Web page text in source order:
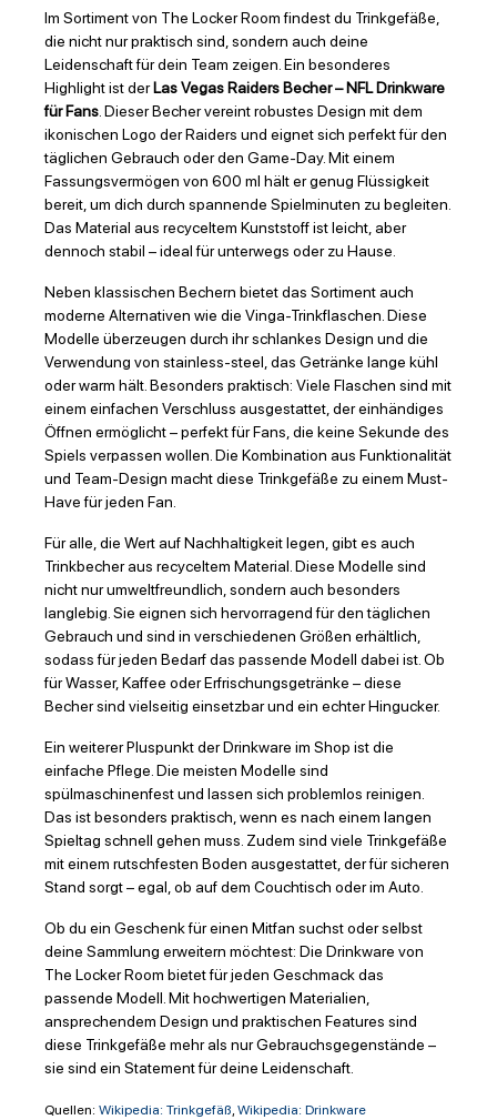
Im Sortiment von The Locker Room findest du Trinkgefäße,
die nicht nur praktisch sind, sondern auch deine
Leidenschaft für dein Team zeigen. Ein besonderes
Highlight ist derLas Vegas Raiders Becher – NFL Drinkware
für Fans. Dieser Becher vereint robustes Design mit dem
ikonischen Logo der Raiders und eignet sich perfekt für den
täglichen Gebrauch oder den Game-Day. Mit einem
Fassungsvermögen von 600 ml hält er genug Flüssigkeit
bereit, um dich durch spannende Spielminuten zu begleiten.
Das Material aus recyceltem Kunststoff ist leicht, aber
dennoch stabil – ideal für unterwegs oder zu Hause.
Neben klassischen Bechern bietet das Sortiment auch
moderne Alternativen wie die Vinga-Trinkflaschen. Diese
Modelle überzeugen durch ihr schlankes Design und die
Verwendung von stainless-steel, das Getränke lange kühl
oder warm hält. Besonders praktisch: Viele Flaschen sind mit
einem einfachen Verschluss ausgestattet, der einhändiges
Öffnen ermöglicht – perfekt für Fans, die keine Sekunde des
Spiels verpassen wollen. Die Kombination aus Funktionalität
und Team-Design macht diese Trinkgefäße zu einem Must-
Have für jeden Fan.
Für alle, die Wert auf Nachhaltigkeit legen, gibt es auch
Trinkbecher aus recyceltem Material. Diese Modelle sind
nicht nur umweltfreundlich, sondern auch besonders
langlebig. Sie eignen sich hervorragend für den täglichen
Gebrauch und sind in verschiedenen Größen erhältlich,
sodass für jeden Bedarf das passende Modell dabei ist. Ob
für Wasser, Kaffee oder Erfrischungsgetränke – diese
Becher sind vielseitig einsetzbar und ein echter Hingucker.
Ein weiterer Pluspunkt der Drinkware im Shop ist die
einfache Pflege. Die meisten Modelle sind
spülmaschinenfest und lassen sich problemlos reinigen.
Das ist besonders praktisch, wenn es nach einem langen
Spieltag schnell gehen muss. Zudem sind viele Trinkgefäße
mit einem rutschfesten Boden ausgestattet, der für sicheren
Stand sorgt – egal, ob auf dem Couchtisch oder im Auto.
Ob du ein Geschenk für einen Mitfan suchst oder selbst
deine Sammlung erweitern möchtest: Die Drinkware von
The Locker Room bietet für jeden Geschmack das
passende Modell. Mit hochwertigen Materialien,
ansprechendem Design und praktischen Features sind
diese Trinkgefäße mehr als nur Gebrauchsgegenstände –
sie sind ein Statement für deine Leidenschaft.
Quellen: Wikipedia: Trinkgefäß, Wikipedia: Drinkware